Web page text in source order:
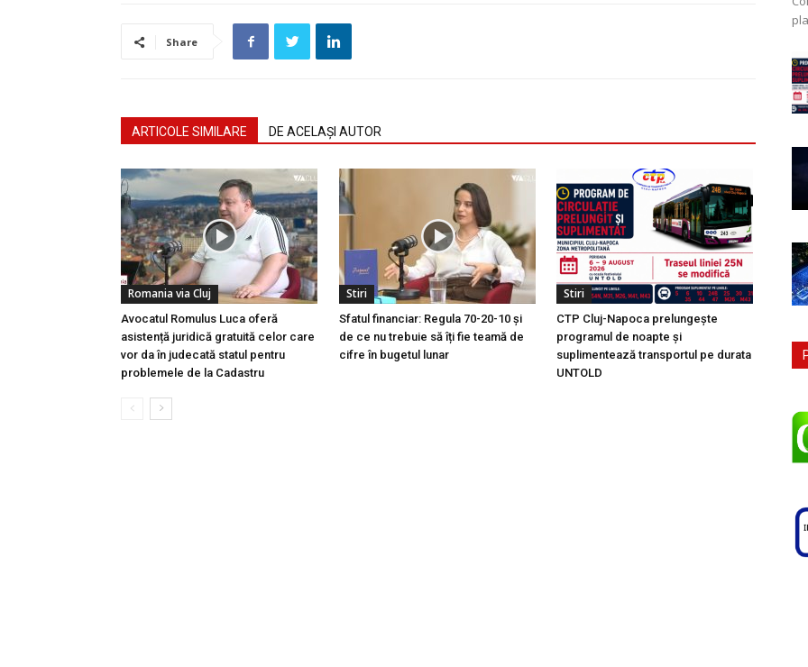
Share
ARTICOLE SIMILARE DE ACELAȘI AUTOR
Romania via Cluj
Avocatul Romulus Luca oferă
asistență juridică gratuită celor care
vor da în judecată statul pentru
problemele de la Cadastru
Stiri
Sfatul financiar: Regula 70-20-10 și
de ce nu trebuie să îți fie teamă de
cifre în bugetul lunar
Stiri
CTP Cluj-Napoca prelungește
programul de noapte și
suplimentează transportul pe durata
UNTOLD